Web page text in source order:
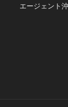
エージェント